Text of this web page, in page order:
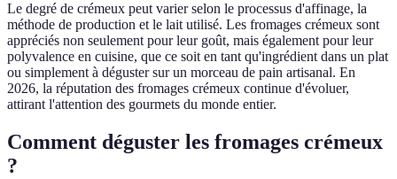
Le degré de crémeux peut varier selon le processus d'affinage, la
méthode de production et le lait utilisé. Les fromages crémeux sont
appréciés non seulement pour leur goût, mais également pour leur
polyvalence en cuisine, que ce soit en tant qu'ingrédient dans un plat
ou simplement à déguster sur un morceau de pain artisanal. En
2026, la réputation des fromages crémeux continue d'évoluer,
attirant l'attention des gourmets du monde entier.
Comment déguster les fromages crémeux
?